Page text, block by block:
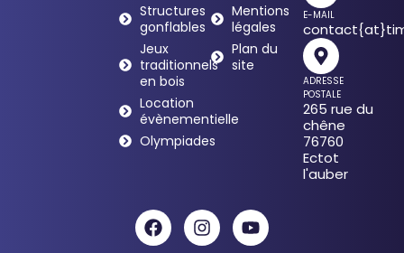
Structures
gonflables
Jeux
traditionnels
en bois
Location
évènementielle
Olympiades
Mentions
légales
Plan du
site
E-MAIL
ADRESSE
POSTALE
265 rue du
chêne
76760
Ectot
l'auber